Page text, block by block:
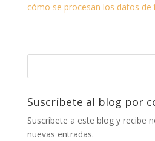
cómo se procesan los datos de
Suscríbete al blog por
Suscríbete a este blog y recibe
nuevas entradas.